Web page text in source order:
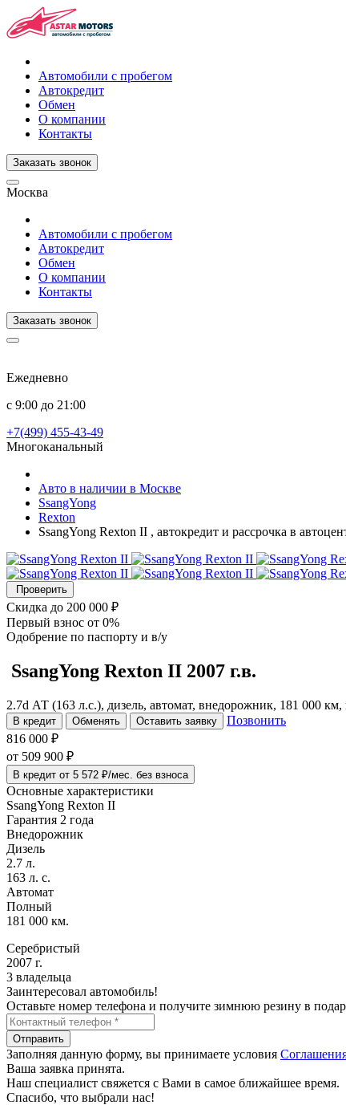
Автомобили с пробегом
Автокредит
Обмен
О компании
Контакты
Заказать звонок
Москва
Автомобили с пробегом
Автокредит
Обмен
О компании
Контакты
Заказать звонок
Ежедневно
с 9:00 до 21:00
+7(499) 455-43-49
Многоканальный
Авто в наличии в Москве
SsangYong
Rexton
SsangYong Rexton II , автокредит и рассрочка в
Проверить
Скидка до 200 000 ₽
Первый взнос от 0%
Одобрение по паспорту и в/у
SsangYong Rexton II 2007 г.в.
2.7d АТ (163 л.с.), дизель, автомат, внедорожник, 181 000
В кредит Обменять Оставить заявку
Позвонить
816 000 ₽
от 509 900 ₽
В кредит от 5 572 ₽/мес. без взноса
Основные характеристики
SsangYong Rexton II
Гарантия 2 года
Внедорожник
Дизель
2.7 л.
163 л. с.
Автомат
Полный
181 000 км.
Серебристый
2007 г.
3 владельца
Заинтересовал автомобиль!
Оставьте номер телефона и получите зимнюю резину в
Отправить
Заполняя данную форму, вы принимаете условия
Ваша заявка принята.
Наш специалист свяжется с Вами в самое ближайшее время.
Спасибо, что выбрали нас!